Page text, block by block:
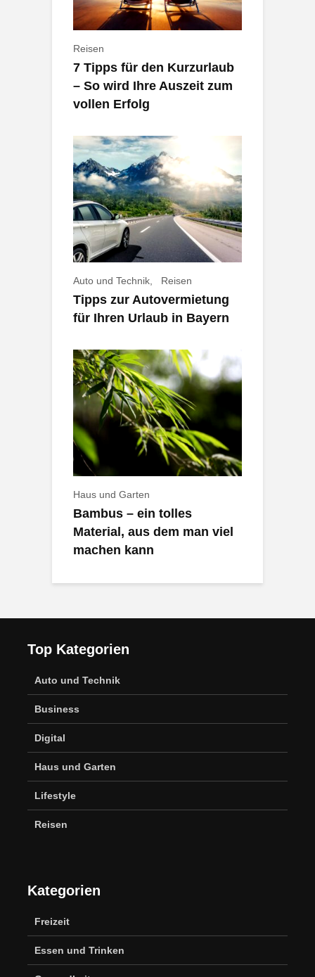
Reisen
7 Tipps für den Kurzurlaub
– So wird Ihre Auszeit zum
vollen Erfolg
Auto und Technik Reisen
Tipps zur Autovermietung
für Ihren Urlaub in Bayern
Haus und Garten
Bambus – ein tolles
Material, aus dem man viel
machen kann
Top Kategorien
Auto und Technik
Business
Digital
Haus und Garten
Lifestyle
Reisen
Kategorien
Freizeit
Essen und Trinken